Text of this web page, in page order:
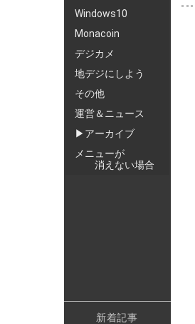
Windows10
Monacoin
デジカメ
地デジにしよう
その他
運営＆ニュース
▶アーカイブ
メニューが
消えない場合
新着記事